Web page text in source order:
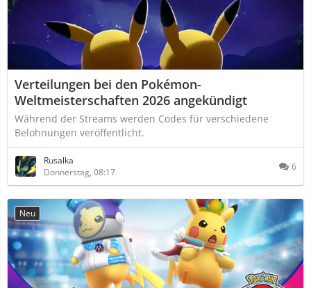
Verteilungen bei den Pokémon-
Weltmeisterschaften 2026 angekündigt
Während der Streams werden Codes für verschiedene
Belohnungen veröffentlicht.
Rusalka
Donnerstag, 08:17
6
Neu